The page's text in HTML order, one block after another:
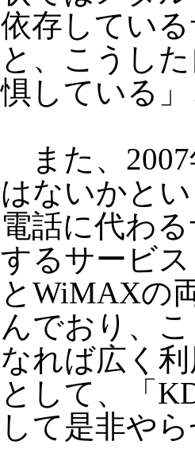
依存してい
と、こうし
惧している
また、2007
はないかと
電話に代わ
するサービ
とWiMAXの
んでおり、
なれば広く
として、「
して是非や